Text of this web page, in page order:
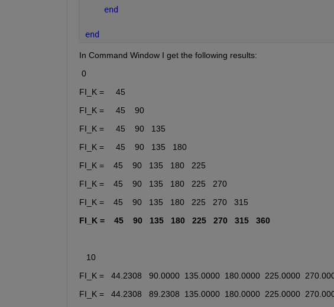
end
end
In Command Window I get the following results:
0
FI_K =     45
FI_K =     45    90
FI_K =     45    90   135
FI_K =     45    90   135   180
FI_K =    45    90   135   180   225
FI_K =    45    90   135   180   225   270
FI_K =    45    90   135   180   225   270   315
FI_K =    45    90   135   180   225   270   315   360
   10
FI_K =   44.2308   90.0000  135.0000  180.0000  225.0000
FI_K =   44.2308   89.2308  135.0000  180.0000  225.0000